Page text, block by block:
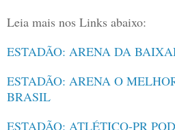
Leia mais nos Links abaixo:
ESTADÃO: ARENA DA
ESTADÃO: ARENA O
BRASIL
ESTADÃO: ATLÉTICO-PR